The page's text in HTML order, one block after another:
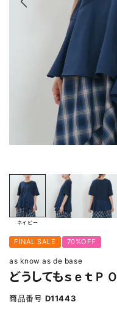
ネイビー
FINAL SALE 70%OFF
as know as de base
どうしてもｓｅｔＰＯ
商品番号 D11443